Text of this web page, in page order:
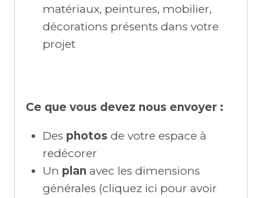
matériaux, peintures, mobilier,
décorations présents dans votre
projet
Ce que vous devez nous envoyer :
Des photos de votre espace à
redécorer
Un plan avec les dimensions
générales (cliquez ici pour avoir